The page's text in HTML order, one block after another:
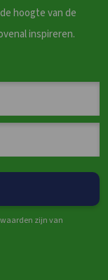
hoogte van de
inspireren.
zijn van